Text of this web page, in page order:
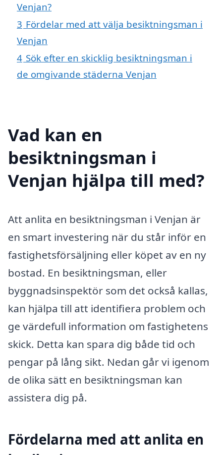
Venjan?
3 Fördelar med att välja besiktningsman i
Venjan
4 Sök efter en skicklig besiktningsman i
de omgivande städerna Venjan
Vad kan en
besiktningsman i
Venjan hjälpa till med?
Att anlita en besiktningsman i Venjan är
en smart investering när du står inför en
fastighetsförsäljning eller köpet av en ny
bostad. En besiktningsman, eller
byggnadsinspektör som det också kallas,
kan hjälpa till att identifiera problem och
ge värdefull information om fastighetens
skick. Detta kan spara dig både tid och
pengar på lång sikt. Nedan går vi igenom
de olika sätt en besiktningsman kan
assistera dig på.
Fördelarna med att anlita en